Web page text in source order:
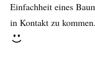
Einfachheit eines
in Kontakt zu